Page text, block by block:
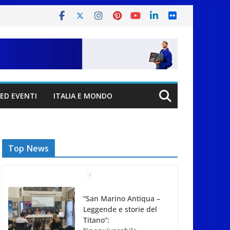
EVENTI ITALIA E MONDO
Top News
Leggende e storie del
Titano”:
l’inequivocabile
successo di pubblico e